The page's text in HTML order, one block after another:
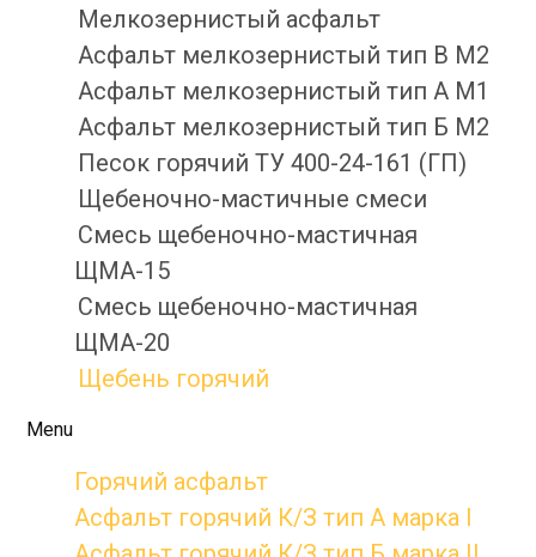
Мелкозернистый асфальт
Асфальт мелкозернистый тип B М2
Асфальт мелкозернистый тип А М1
Асфальт мелкозернистый тип Б М2
Песок горячий ТУ 400-24-161 (ГП)
Щебеночно-мастичные смеси
Смесь щебеночно-мастичная
ЩМА-15
Смесь щебеночно-мастичная
ЩМА-20
Щебень горячий
Menu
Горячий асфальт
Асфальт горячий К/З тип А марка I